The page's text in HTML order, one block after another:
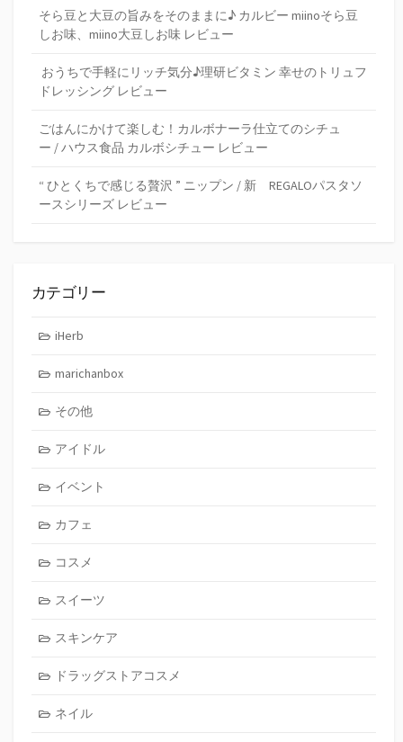
そら豆と大豆の旨みをそのままに♪ カルビー miinoそら豆
しお味、miino大豆しお味 レビュー
おうちで手軽にリッチ気分♪理研ビタミン 幸せのトリュフ
ドレッシング レビュー
ごはんにかけて楽しむ！カルボナーラ仕立てのシチュ
ー / ハウス食品 カルボシチュー レビュー
“ ひとくちで感じる贅沢 ” ニップン / 新 REGALOパスタソ
ースシリーズ レビュー
カテゴリー
iHerb
marichanbox
その他
アイドル
イベント
カフェ
コスメ
スイーツ
スキンケア
ドラッグストアコスメ
ネイル